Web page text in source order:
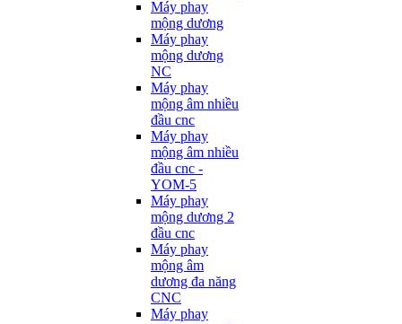
Máy phay
mộng dương
Máy phay
mộng dương
NC
Máy phay
mộng âm nhiều
đầu cnc
Máy phay
mộng âm nhiều
đầu cnc -
YOM-5
Máy phay
mộng dương 2
đầu cnc
Máy phay
mộng âm
dương đa năng
CNC
Máy phay